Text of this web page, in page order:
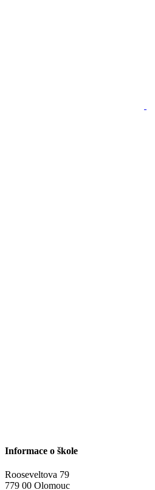
Informace o škole
Rooseveltova 79
779 00 Olomouc